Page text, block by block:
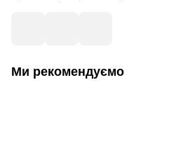
Ми рекомендуємо